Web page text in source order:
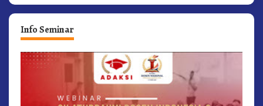
Info Seminar